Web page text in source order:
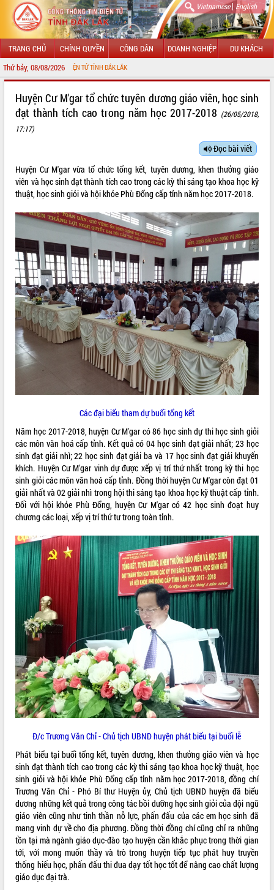
Vietnamese| English
TRANG CHỦ CHÍNH QUYỀN CÔNG DÂN DOANH NGHIỆP DU KHÁCH
Thứ bảy, 08/08/2026
TIN ĐIỆN TỬ TỈNH ĐẮK LẮK
LÃNH ĐẠO UBND TỈNH
SỞ, BAN, NGÀNH
UBND CÁC XÃ, PHƯỜNG
THÔNG TIN CHỈ ĐẠO ĐIỀU HÀNH
HỆ THỐNG VĂN BẢN
VĂN BẢN HĐND TỈNH
ĐIỂM TIN VĂN BẢN
QUY HOẠCH - KẾ HOẠCH
VIDEO
Không có file video nào để phát.
ALBUM ẢNH
LIÊN KẾT WEB
THỐNG KÊ TRUY CẬP
Hôm nay: 2630
Tất cả:
66088298
Huyện Cư M'gar tổ chức tuyên dương giáo viên, học sinh
đạt thành tích cao trong năm học 2017-2018 (26/05/2018,
17:17)
Đọc bài viết
Huyện Cư M'gar vừa tổ chức tổng kết, tuyên dương, khen thưởng giáo
viên và học sinh đạt thành tích cao trong các kỳ thi sáng tạo khoa học kỹ
thuật, học sinh giỏi và hội khỏe Phù Đổng cấp tỉnh năm học 2017-2018.
Các đại biểu tham dự buổi tổng kết
Năm học 2017-2018, huyện Cư M'gar có 86 học sinh dự thi học sinh giỏi
các môn văn hoá cấp tỉnh. Kết quả có 04 học sinh đạt giải nhất; 23 học
sinh đạt giải nhì; 22 học sinh đạt giải ba và 17 học sinh đạt giải khuyến
khích. Huyện Cư M'gar vinh dự được xếp vị trí thứ nhất trong kỳ thi học
sinh giỏi các môn văn hoá cấp tỉnh. Đồng thời huyện Cư M'gar còn đạt 01
giải nhất và 02 giải nhì trong hội thi sáng tạo khoa học kỹ thuật cấp tỉnh.
Đối với hội khỏe Phù Đổng, huyện Cư M'gar có 42 học sinh đoạt huy
chương các loại, xếp vị trí thứ tư trong toàn tỉnh.
Đ/c Trương Văn Chỉ - Chủ tịch UBND huyện phát biểu tại buổi lễ
Phát biểu tại buổi tổng kết, tuyên dương, khen thưởng giáo viên và học
sinh đạt thành tích cao trong các kỳ thi sáng tạo khoa học kỹ thuật, học
sinh giỏi và hội khỏe Phù Đổng cấp tỉnh năm học 2017-2018, đồng chí
Trương Văn Chỉ - Phó Bí thư Huyện ủy, Chủ tịch UBND huyện đã biểu
dương những kết quả trong công tác bồi dưỡng học sinh giỏi của đội ngũ
giáo viên cũng như tinh thần nỗ lực, phấn đấu của các em học sinh đã
mang vinh dự về cho địa phương. Đồng thời đồng chí cũng chỉ ra những
tồn tại mà ngành giáo dục-đào tạo huyện cần khắc phục trong thời gian
tới, với mong muốn thầy và trò trong huyện tiếp tục phát huy truyền
thống hiếu học, phấn đấu thi đua dạy tốt học tốt để nâng cao chất lượng
giáo dục đại trà.